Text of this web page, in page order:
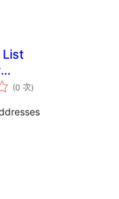
(0 次評
分
數
)